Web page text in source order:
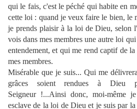
qui le fais, c'est le péché qui habite en
cette loi : quand je veux faire le bien, le
je prends plaisir à la loi de Dieu, selon
vois dans mes membres une autre loi
entendement, et qui me rend captif de
mes membres.
Misérable que je suis... Qui me
grâces soient rendues à Dieu
Seigneur !...Ainsi donc, moi-même
esclave de la loi de Dieu et je suis par